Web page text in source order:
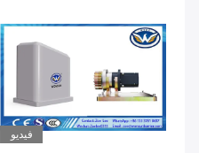
فيديو